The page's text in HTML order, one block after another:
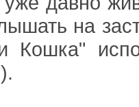
на
Кошка"